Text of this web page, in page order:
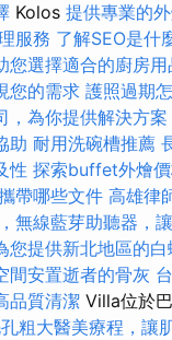
Kolos 提供專業的
服務 了解SEO是什
您選擇適合的廚房用
您的需求 護照過期
，為你提供解決方案
助 耐用洗碗槽推薦
性 探索buffet外燴
帶哪些文件 高雄律
無線藍芽助聽器，
您提供新北地區的
間安置逝者的骨灰
品質清潔 Villa位於
粗大醫美療程，讓